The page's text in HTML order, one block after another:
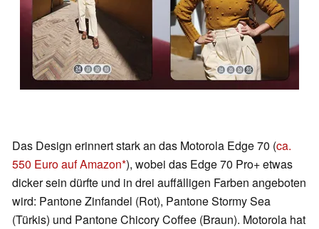
Das Design erinnert stark an das Motorola Edge 70 (ca.
550 Euro auf Amazon ), wobei das Edge 70 Pro+ etwas
dicker sein dürfte und in drei auffälligen Farben angeboten
wird: Pantone Zinfandel (Rot), Pantone Stormy Sea
(Türkis) und Pantone Chicory Coffee (Braun). Motorola hat